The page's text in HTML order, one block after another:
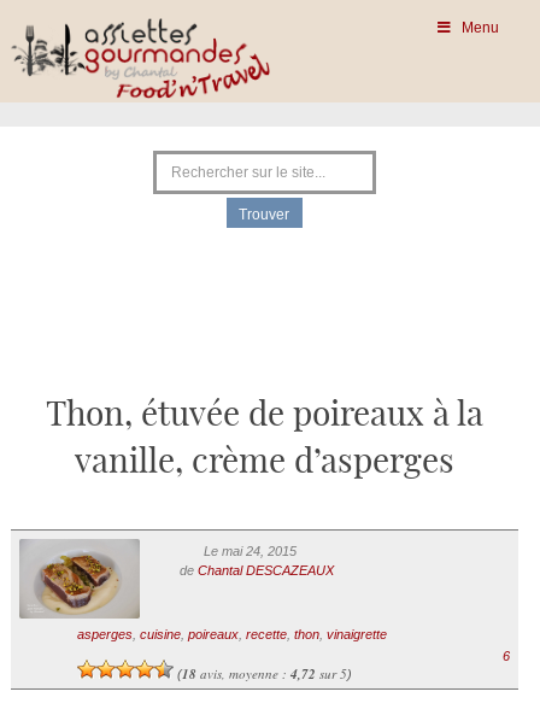
Menu
Thon, étuvée de poireaux à la
vanille, crème d’asperges
Le mai 24, 2015
de Chantal DESCAZEAUX
asperges, cuisine, poireaux, recette, thon, vinaigrette
(18 avis, moyenne : 4,72 sur 5)
6